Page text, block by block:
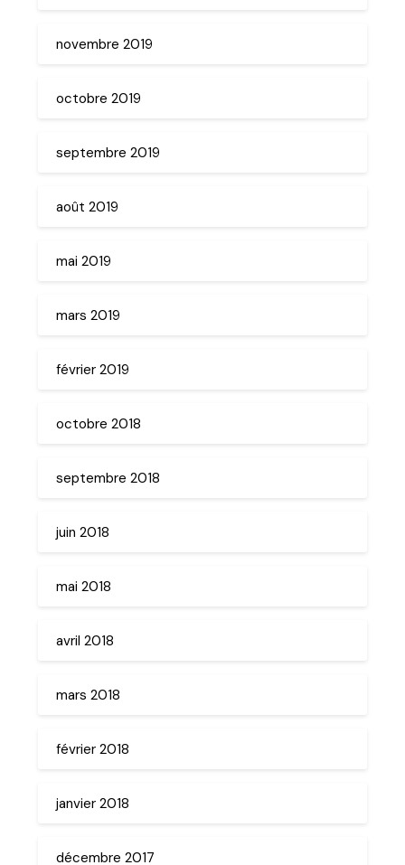
novembre 2019
octobre 2019
septembre 2019
août 2019
mai 2019
mars 2019
février 2019
octobre 2018
septembre 2018
juin 2018
mai 2018
avril 2018
mars 2018
février 2018
janvier 2018
décembre 2017